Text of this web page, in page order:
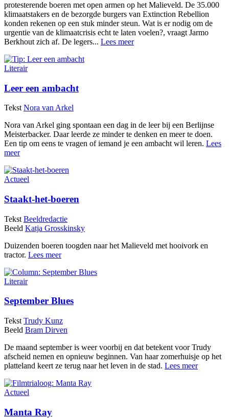
protesterende boeren met open armen op het Malieveld. De 35.000
klimaatstakers en de bezorgde burgers van Extinction Rebellion
konden rekenen op een stuk minder steun. Wat is er nodig om de
urgentie van de klimaatcrisis echt te laten voelen?, vraagt Jarmo
Berkhout zich af. De legers... Lees meer
Literair
Leer een ambacht
Tekst Nora van Arkel
Nora van Arkel ging spontaan een dag in de leer bij een Berlijnse
Meisterbacker. Daar leerde ze minder te denken en meer te doen.
Een tip om eens te vragen of iemand je een ambacht wil leren. Lees
meer
Actueel
Staakt-het-boeren
Tekst Beeldredactie
Beeld Katja Grosskinsky
Duizenden boeren toogden naar het Malieveld met hooivork en
tractor. Lees meer
Literair
September Blues
Tekst Trudy Kunz
Beeld Bram Dirven
De maand september is weer voorbij en dat betekent voor Trudy
afscheid nemen en opnieuw beginnen. Van haar zomerhuisje op het
platteland keert ze terug naar het leven in de stad. Lees meer
Actueel
Manta Ray